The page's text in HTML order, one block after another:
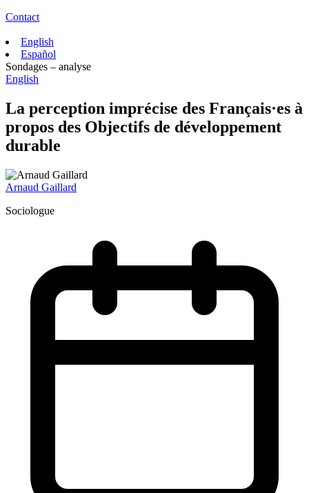
Contact
English
Español
Sondages – analyse
English
La perception imprécise des Français·es à
propos des Objectifs de développement
durable
Arnaud Gaillard
Sociologue